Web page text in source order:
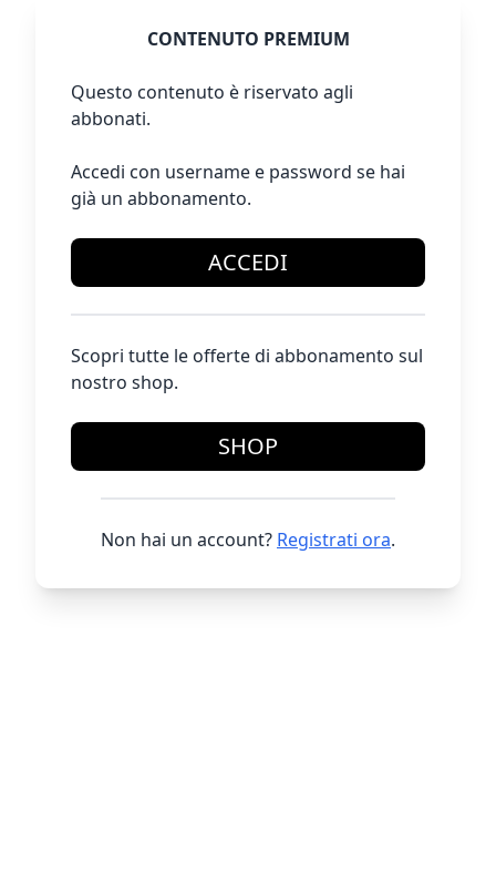
CONTENUTO PREMIUM
Questo contenuto è riservato agli
abbonati.
Accedi con username e password se hai
già un abbonamento.
ACCEDI
Scopri tutte le offerte di abbonamento sul
nostro shop.
SHOP
Non hai un account? Registrati ora.